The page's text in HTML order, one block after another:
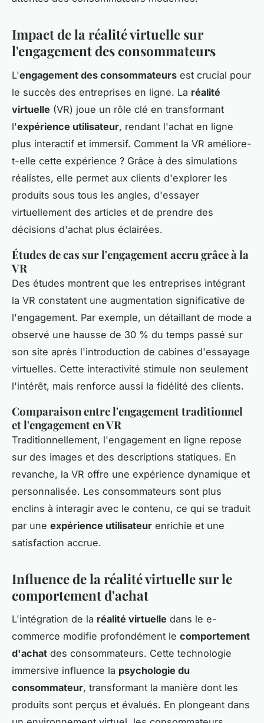
Impact de la réalité virtuelle sur
l'engagement des consommateurs
L'engagement des consommateurs est crucial pour
le succès des entreprises en ligne. La réalité
virtuelle (VR) joue un rôle clé en transformant
l'expérience utilisateur, rendant l'achat en ligne
plus interactif et immersif. Comment la VR améliore-
t-elle cette expérience ? Grâce à des simulations
réalistes, elle permet aux clients d'explorer les
produits sous tous les angles, d'essayer
virtuellement des articles et de prendre des
décisions d'achat plus éclairées.
Études de cas sur l'engagement accru grâce à la
VR
Des études montrent que les entreprises intégrant
la VR constatent une augmentation significative de
l'engagement. Par exemple, un détaillant de mode a
observé une hausse de 30 % du temps passé sur
son site après l'introduction de cabines d'essayage
virtuelles. Cette interactivité stimule non seulement
l'intérêt, mais renforce aussi la fidélité des clients.
Comparaison entre l'engagement traditionnel
et l'engagement en VR
Traditionnellement, l'engagement en ligne repose
sur des images et des descriptions statiques. En
revanche, la VR offre une expérience dynamique et
personnalisée. Les consommateurs sont plus
enclins à interagir avec le contenu, ce qui se traduit
par une expérience utilisateur enrichie et une
satisfaction accrue.
Influence de la réalité virtuelle sur le
comportement d'achat
L'intégration de la réalité virtuelle dans le e-
commerce modifie profondément le comportement
d'achat des consommateurs. Cette technologie
immersive influence la psychologie du
consommateur, transformant la manière dont les
produits sont perçus et évalués. En plongeant dans